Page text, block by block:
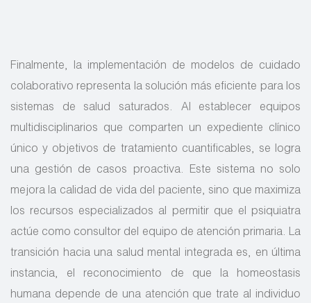
Finalmente, la implementación de modelos de cuidado
colaborativo representa la solución más eficiente para los
sistemas de salud saturados. Al establecer equipos
multidisciplinarios que comparten un expediente clínico
único y objetivos de tratamiento cuantificables, se logra
una gestión de casos proactiva. Este sistema no solo
mejora la calidad de vida del paciente, sino que maximiza
los recursos especializados al permitir que el psiquiatra
actúe como consultor del equipo de atención primaria. La
transición hacia una salud mental integrada es, en última
instancia, el reconocimiento de que la homeostasis
humana depende de una atención que trate al individuo